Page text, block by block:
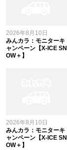
2026年8月10日
みんカラ：モニターキ
ャンペーン【X-ICE SN
OW＋】
2026年8月10日
みんカラ：モニターキ
ャンペーン【X-ICE SN
OW＋】